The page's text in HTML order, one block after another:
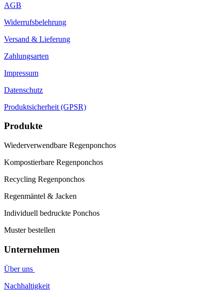
AGB
Widerrufsbelehrung
Versand & Lieferung
Zahlungsarten
Impressum
Datenschutz
Produktsicherheit (GPSR)
Produkte
Wiederverwendbare Regenponchos
Kompostierbare Regenponchos
Recycling Regenponchos
Regenmäntel & Jacken
Individuell bedruckte Ponchos
Muster bestellen
Unternehmen
Über uns
Nachhaltigkeit